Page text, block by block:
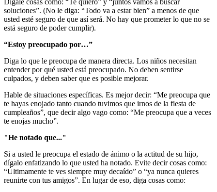
Dígale cosas como: “Te quiero” y “juntos vamos a buscar
soluciones”. (No le diga: “Todo va a estar bien” a menos de que
usted esté seguro de que así será. No hay que prometer lo que no se
está seguro de poder cumplir).
“Estoy preocupado por…”
Diga lo que le preocupa de manera directa. Los niños necesitan
entender por qué usted está preocupado. No deben sentirse
culpados, y deben saber que es posible mejorar.
Hable de situaciones específicas. Es mejor decir: “Me preocupa que
te hayas enojado tanto cuando tuvimos que irnos de la fiesta de
cumpleaños”, que decir algo vago como: “Me preocupa que a veces
te enojas mucho”.
"He notado que..."
Si a usted le preocupa el estado de ánimo o la actitud de su hijo,
dígalo enfatizando lo que usted ha notado. Evite decir cosas como:
“Últimamente te ves siempre muy decaído” o “ya nunca quieres
reunirte con tus amigos”. En lugar de eso, diga cosas como: